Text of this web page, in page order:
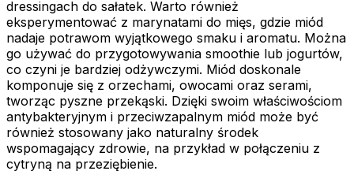
dressingach do sałatek. Warto również
eksperymentować z marynatami do mięs, gdzie miód
nadaje potrawom wyjątkowego smaku i aromatu. Można
go używać do przygotowywania smoothie lub jogurtów,
co czyni je bardziej odżywczymi. Miód doskonale
komponuje się z orzechami, owocami oraz serami,
tworząc pyszne przekąski. Dzięki swoim właściwościom
antybakteryjnym i przeciwzapalnym miód może być
również stosowany jako naturalny środek
wspomagający zdrowie, na przykład w połączeniu z
cytryną na przeziębienie.